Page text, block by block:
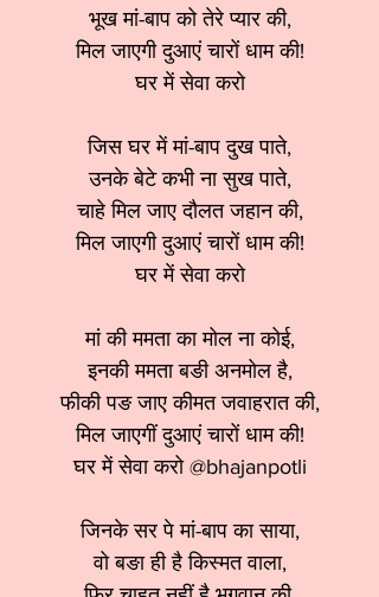
भूख मां-बाप को तेरे प्यार की,
मिल जाएगी दुआएं चारों धाम की!
घर में सेवा करो
जिस घर में मां-बाप दुख पाते,
उनके बेटे कभी ना सुख पाते,
चाहे मिल जाए दौलत जहान की,
मिल जाएगी दुआएं चारों धाम की!
घर में सेवा करो
मां की ममता का मोल ना कोई,
इनकी ममता बङी अनमोल है,
फीकी पङ जाए कीमत जवाहरात की,
मिल जाएगीं दुआएं चारों धाम की!
घर में सेवा करो @bhajanpotli
जिनके सर पे मां-बाप का साया,
वो बङा ही है किस्मत वाला,